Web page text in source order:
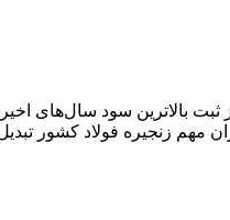
مهم زنجیره فولاد کشور